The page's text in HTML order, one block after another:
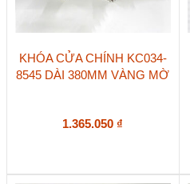
KHÓA CỬA CHÍNH KC034-
8545 DÀI 380MM VÀNG MỜ
1.365.050 ₫